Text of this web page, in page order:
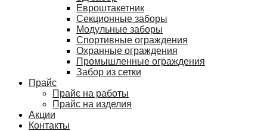
Евроштакетник
Секционные заборы
Модульные заборы
Спортивные ограждения
Охранные ограждения
Промышленные ограждения
Забор из сетки
Прайс
Прайс на работы
Прайс на изделия
Акции
Контакты